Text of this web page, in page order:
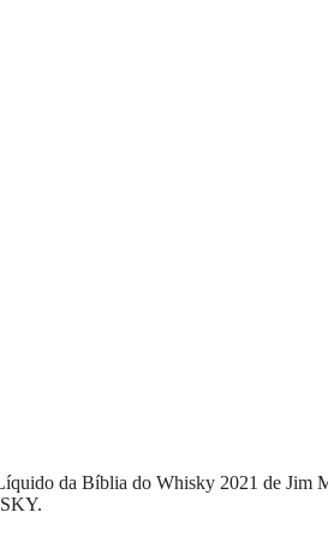
da Bíblia do Whisky 2021 de Jim